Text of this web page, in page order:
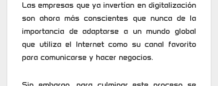
Las empresas que ya invertían en digitalización
son ahora más conscientes que nunca de la
importancia de adaptarse a un mundo global
que utiliza el Internet como su canal favorito
para comunicarse y hacer negocios.